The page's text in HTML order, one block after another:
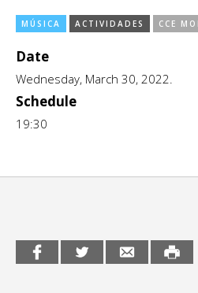
CCE en el interior/libros
Espacio itinerante de
Exposiciones
Formación
Género y Diversidad
Infantil y Juvenil
MÚSICA ACTIVIDADES CCE
Date
Wednesday, March 30, 2022.
Schedule
19:30